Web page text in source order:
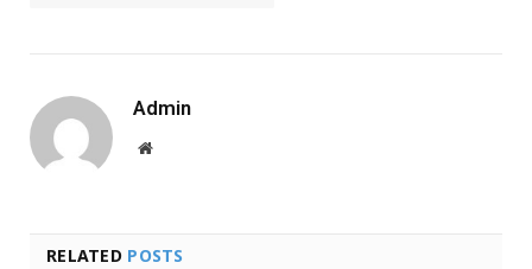
Admin
Website
RELATED POSTS